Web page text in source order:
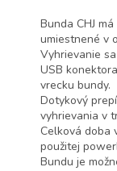
Bunda CHJ
umiestnené v
Vyhrievanie
USB
vrecku bundy.
Dotykový
vyhrievania v
Celková doba
použitej
Bundu je